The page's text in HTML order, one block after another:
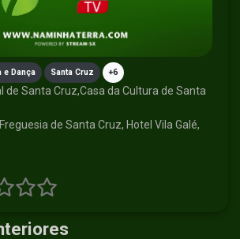
e Dança Santa Cruz +6
de Santa Cruz,Casa da Cultura de Santa
de Santa Cruz, Hotel Vila Galé,